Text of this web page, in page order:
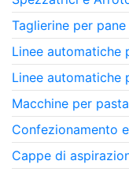
Taglierine per pane
Linee automatiche
Linee automatiche
Macchine per pasta
Confezionamento
Cappe di